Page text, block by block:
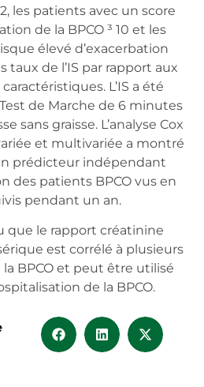
les patients avec un score
de la BPCO ³ 10 et les
élevé d’exacerbation
taux de l’IS par rapport aux
L’IS a été
de Marche de 6 minutes
sans graisse. L’analyse Cox
et multivariée a montré
prédicteur indépendant
des patients BPCO vus en
pendant un an.
le rapport créatinine
est corrélé à plusieurs
BPCO et peut être utilisé
de la BPCO.